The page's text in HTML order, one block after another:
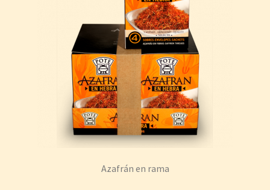
Azafrán en rama